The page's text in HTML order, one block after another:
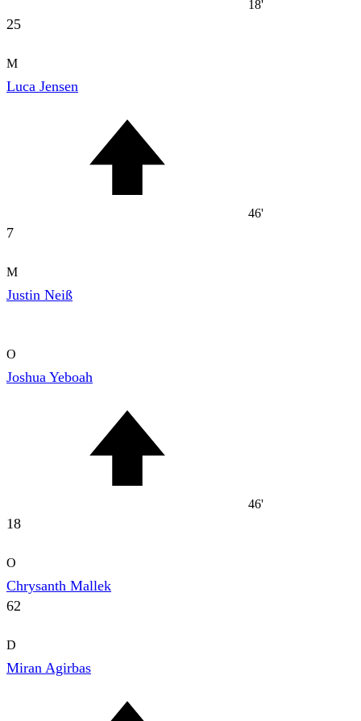
18'
25
M
Luca Jensen
46'
7
M
Justin Neiß
O
Joshua Yeboah
46'
18
O
Chrysanth Mallek
62
D
Miran Agirbas